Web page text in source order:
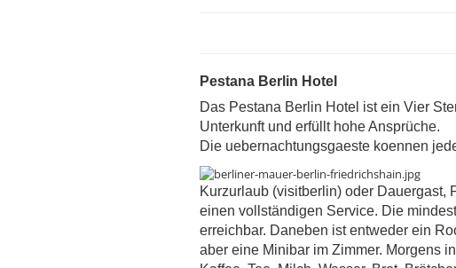
Pestana Berlin Hotel
Das Pestana Berlin Hotel ist ein Vier
Unterkunft und erfüllt hohe Ansprüche.
Die uebernachtungsgaeste koennen
Kurzurlaub (visitberlin) oder Dauergast,
einen vollständigen Service. Die
erreichbar. Daneben ist entweder ein
aber eine Minibar im Zimmer. Morgens